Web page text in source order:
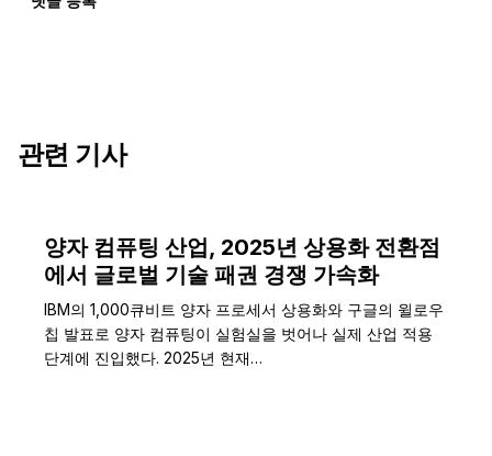
관련 기사
양자 컴퓨팅 산업, 2025년 상용화 전환점
에서 글로벌 기술 패권 경쟁 가속화
IBM의 1,000큐비트 양자 프로세서 상용화와 구글의 윌로우
칩 발표로 양자 컴퓨팅이 실험실을 벗어나 실제 산업 적용
단계에 진입했다. 2025년 현재…